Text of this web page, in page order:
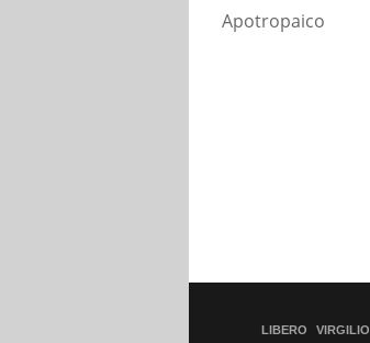
Apotropaico
LIBERO VIRGILIO